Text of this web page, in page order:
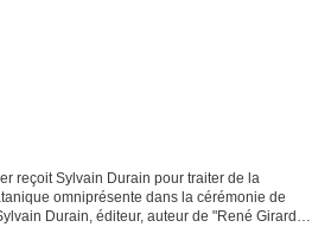
reçoit Sylvain Durain pour traiter de la
omniprésente dans la cérémonie de
Durain, éditeur, auteur de "René Girard,